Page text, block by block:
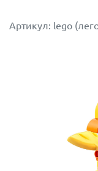
элементы Лего
также не
В набор Лего
животного мира:
Артикул: lego